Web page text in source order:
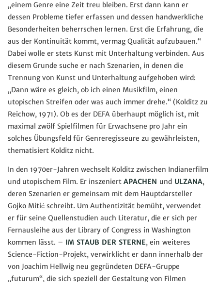
„einem Genre eine Zeit treu bleiben. Erst dann kann er
dessen Probleme tiefer erfassen und dessen handwerkliche
Besonderheiten beherrschen lernen. Erst die Erfahrung, die
aus der Kontinuität kommt, vermag Qualität aufzubauen.“
Dabei wolle er stets Kunst mit Unterhaltung verbinden. Aus
diesem Grunde suche er nach Szenarien, in denen die
Trennung von Kunst und Unterhaltung aufgehoben wird:
„Dann wäre es gleich, ob ich einen Musikfilm, einen
utopischen Streifen oder was auch immer drehe.“ (Kolditz zu
Reichow, 1971). Ob es der DEFA überhaupt möglich ist, mit
maximal zwölf Spielfilmen für Erwachsene pro Jahr ein
solches Übungsfeld für Genreregisseure zu gewährleisten,
thematisiert Kolditz nicht.
In den 1970er-Jahren wechselt Kolditz zwischen Indianerfilm
und utopischem Film. Er inszeniert APACHEN und ULZANA,
deren Szenarien er gemeinsam mit dem Hauptdarsteller
Gojko Mitić schreibt. Um Authentizität bemüht, verwendet
er für seine Quellenstudien auch Literatur, die er sich per
Fernausleihe aus der Library of Congress in Washington
kommen lässt. – IM STAUB DER STERNE, ein weiteres
Science-Fiction-Projekt, verwirklicht er dann innerhalb der
von Joachim Hellwig neu gegründeten DEFA-Gruppe
„futurum“, die sich speziell der Gestaltung von Filmen